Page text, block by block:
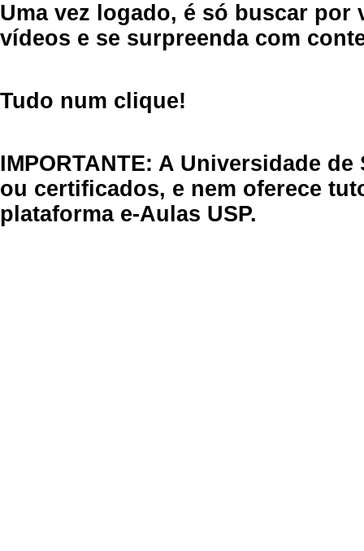
Uma vez logado, é só buscar por
vídeos e se surpreenda com
Tudo num clique!
IMPORTANTE: A Universidade
ou certificados, e nem oferece
plataforma e-Aulas USP.